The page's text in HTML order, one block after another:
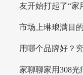
友开始打起了“家
市场上琳琅满目
用哪个品牌好？
家聊聊家用308